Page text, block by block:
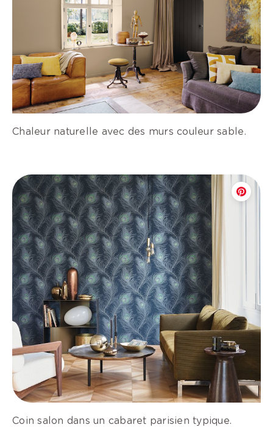
Chaleur naturelle avec des murs couleur sable.
Coin salon dans un cabaret parisien typique.